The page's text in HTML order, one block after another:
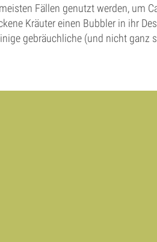
Fällen genutzt werden, um
Kräuter einen Bubbler in ihr
gebräuchliche (und nicht ganz